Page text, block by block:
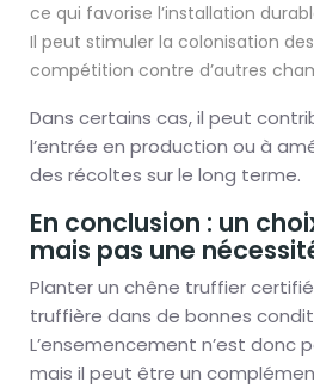
ce qui favorise l’installation
Il peut stimuler la colonisation
compétition contre d’autres
Dans certains cas, il peut
l’entrée en production ou à
des récoltes sur le long terme.
En conclusion : un
mais pas une
Planter un chêne truffier
truffière dans de bonnes
L’ensemencement n’est donc
mais il peut être un